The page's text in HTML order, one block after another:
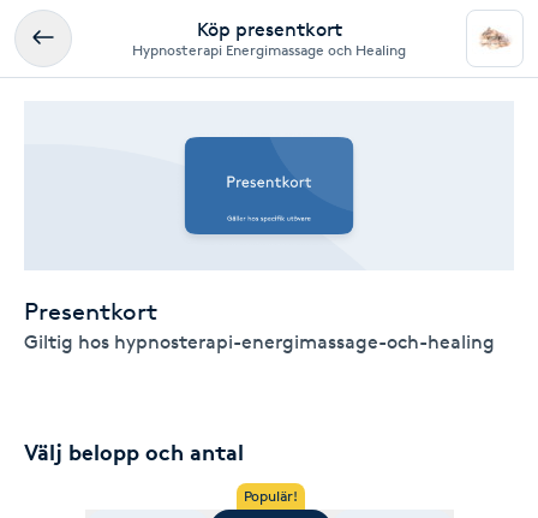
Köp presentkort
Hypnosterapi Energimassage och Healing
Presentkort
Giltig hos hypnosterapi-energimassage-och-healing
Välj belopp och antal
Populär!